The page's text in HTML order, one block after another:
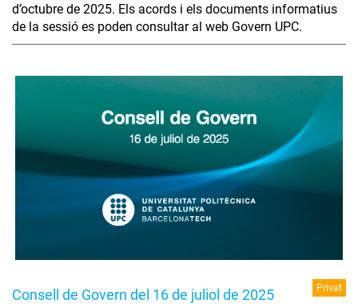
d’octubre de 2025. Els acords i els documents informatius
de la sessió es poden consultar al web Govern UPC.
Consell de Govern del 16 de juliol de 2025 Privat